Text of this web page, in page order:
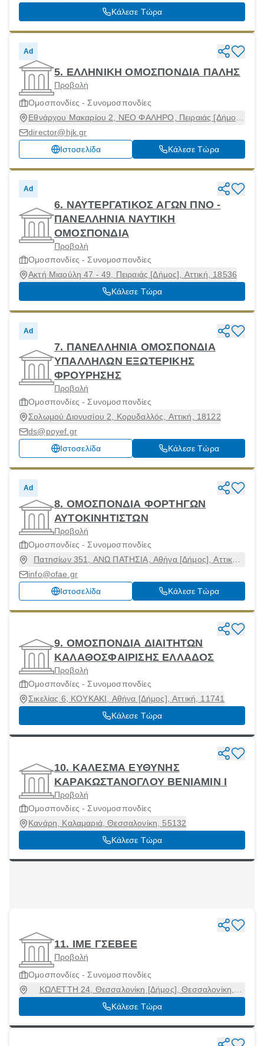
Κάλεσε Τώρα
Ad
5. ΕΛΛΗΝΙΚΗ ΟΜΟΣΠΟΝΔΙΑ ΠΑΛΗΣ
Προβολή
Ομοσπονδίες - Συνομοσπονδίες
Εθνάρχου Μακαρίου 2, ΝΕΟ ΦΑΛΗΡΟ, Πειραιάς [Δήμος],
director@hjk.gr
Ιστοσελίδα
Κάλεσε Τώρα
Ad
6. ΝΑΥΤΕΡΓΑΤΙΚΟΣ ΑΓΩΝ ΠΝΟ -
ΠΑΝΕΛΛΗΝΙΑ ΝΑΥΤΙΚΗ
ΟΜΟΣΠΟΝΔΙΑ
Προβολή
Ομοσπονδίες - Συνομοσπονδίες
Ακτή Μιαούλη 47 - 49, Πειραιάς [Δήμος], Αττική, 18536
Κάλεσε Τώρα
Ad
7. ΠΑΝΕΛΛΗΝΙΑ ΟΜΟΣΠΟΝΔΙΑ
ΥΠΑΛΛΗΛΩΝ ΕΞΩΤΕΡΙΚΗΣ
ΦΡΟΥΡΗΣΗΣ
Προβολή
Ομοσπονδίες - Συνομοσπονδίες
Σολωμού Διονυσίου 2, Κορυδαλλός, Αττική, 18122
ds@poyef.gr
Ιστοσελίδα
Κάλεσε Τώρα
Ad
8. ΟΜΟΣΠΟΝΔΙΑ ΦΟΡΤΗΓΩΝ
ΑΥΤΟΚΙΝΗΤΙΣΤΩΝ
Προβολή
Ομοσπονδίες - Συνομοσπονδίες
Πατησίων 351, ΑΝΩ ΠΑΤΗΣΙΑ, Αθήνα [Δήμος], Αττική,
info@ofae.gr
Ιστοσελίδα
Κάλεσε Τώρα
9. ΟΜΟΣΠΟΝΔΙΑ ΔΙΑΙΤΗΤΩΝ
ΚΑΛΑΘΟΣΦΑΙΡΙΣΗΣ ΕΛΛΑΔΟΣ
Προβολή
Ομοσπονδίες - Συνομοσπονδίες
Σικελίας 6, ΚΟΥΚΑΚΙ, Αθήνα [Δήμος], Αττική, 11741
Κάλεσε Τώρα
10. ΚΑΛΕΣΜΑ ΕΥΘΥΝΗΣ
ΚΑΡΑΚΩΣΤΑΝΟΓΛΟΥ ΒΕΝΙΑΜΙΝ Ι
Προβολή
Ομοσπονδίες - Συνομοσπονδίες
Κανάρη, Καλαμαριά, Θεσσαλονίκη, 55132
Κάλεσε Τώρα
11. ΙΜΕ ΓΣΕΒΕΕ
Προβολή
Ομοσπονδίες - Συνομοσπονδίες
ΚΩΛΕΤΤΗ 24, Θεσσαλονίκη [Δήμος], Θεσσαλονίκη,
54627
Κάλεσε Τώρα